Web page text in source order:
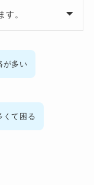
す。
が多い
くて困る